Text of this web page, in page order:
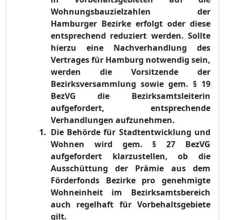
Wohnungsbauzielzahlen der
Hamburger Bezirke erfolgt oder diese
entsprechend reduziert werden. Sollte
hierzu eine Nachverhandlung des
Vertrages für Hamburg notwendig sein,
werden die Vorsitzende der
Bezirksversammlung sowie gem. § 19
BezVG die Bezirksamtsleiterin
aufgefordert, entsprechende
Verhandlungen aufzunehmen.
Die Behörde für Stadtentwicklung und
Wohnen wird gem. § 27 BezVG
aufgefordert klarzustellen, ob die
Ausschüttung der Prämie aus dem
Förderfonds Bezirke pro genehmigte
Wohneinheit im Bezirksamtsbereich
auch regelhaft für Vorbehaltsgebiete
gilt.